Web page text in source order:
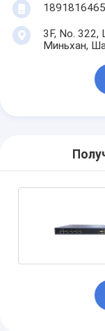
3F, No. 322,
Миньхан,